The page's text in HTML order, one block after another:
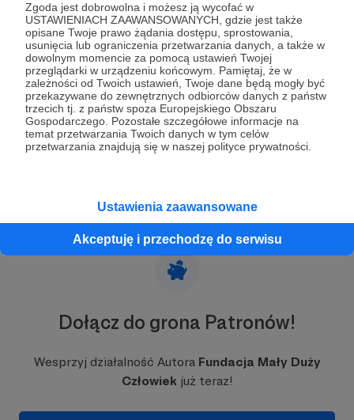
Zgoda jest dobrowolna i możesz ją wycofać w
USTAWIENIACH ZAAWANSOWANYCH, gdzie jest także
opisane Twoje prawo żądania dostępu, sprostowania,
usunięcia lub ograniczenia przetwarzania danych, a także w
dowolnym momencie za pomocą ustawień Twojej
przeglądarki w urządzeniu końcowym. Pamiętaj, że w
zależności od Twoich ustawień, Twoje dane będą mogły być
przekazywane do zewnętrznych odbiorców danych z państw
trzecich tj. z państw spoza Europejskiego Obszaru
Gospodarczego. Pozostałe szczegółowe informacje na
temat przetwarzania Twoich danych w tym celów
przetwarzania znajdują się w naszej polityce prywatności.
Ustawienia zaawansowane
Akceptuję i przechodzę do serwisu
czas minął
Przyjdź Mikołaju
2 800 złz 8 000 zł
35%
Dołącz do grona Patronów!
Wesprzyj działalność Autora Fundacja Mały Duży
Człowiekjuż teraz!